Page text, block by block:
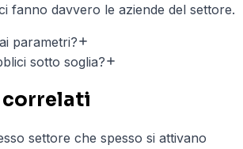
fanno davvero le aziende del settore.
parametri?
sotto soglia?
correlati
settore che spesso si attivano